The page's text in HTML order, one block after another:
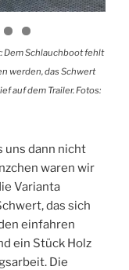
Dem Schlauchboot fehlt
werden, das Schwert
auf dem Trailer. Fotos:
uns dann nicht
waren wir
Varianta
das sich
einfahren
ein Stück Holz
Die